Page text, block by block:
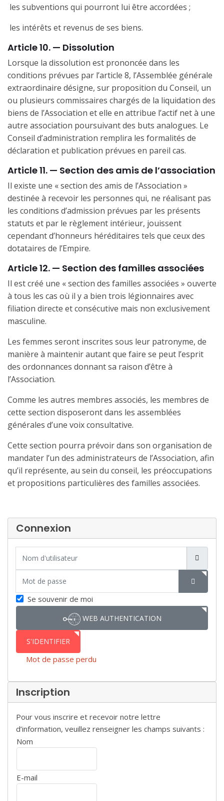
les subventions qui pourront lui être accordées ;
les intérêts et revenus de ses biens.
Article 10. — Dissolution
Lorsque la dissolution est prononcée dans les
conditions prévues par l’article 8, l’Assemblée générale
extraordinaire désigne, sur proposition du Conseil, un
ou plusieurs commissaires chargés de la liquidation des
biens de l’Association et elle en attribue l’actif net à une
autre association poursuivant des buts analogues. Le
Conseil d’administration remplira les formalités de
déclaration et publication prévues en pareil cas.
Article 11. — Section des amis de l’association
Il existe une « section des amis de l’Association »
destinée à recevoir les personnes qui, ne réalisant pas
les conditions d’admission prévues par les présents
statuts et par le règlement intérieur, jouissent
cependant d’honneurs héréditaires tels que ceux des
dotataires de l’Empire.
Article 12. — Section des familles associées
Il est créé une « section des familles associées » ouverte
à tous les cas où il y a bien trois légionnaires avec
filiation directe et consécutive mais non exclusivement
masculine.
Les femmes seront inscrites sous leur patronyme, de
manière à maintenir autant que faire se peut l’esprit
des ordonnances donnant sa raison d’être à
l’Association.
Comme les autres membres associés, les membres de
cette section disposeront dans les assemblées
générales d’une voix consultative.
Cette section pourra prévoir dans son organisation de
mandater l’un des administrateurs de l’Association, afin
qu’il représente, au sein du conseil, les préoccupations
et propositions particulières des familles associées.
Connexion
SHOW
Se souvenir de moi
WEB AUTHENTICATION
S'IDENTIFIER
Mot de passe perdu
Inscription
Pour vous inscrire et recevoir notre lettre
d’information, veuillez renseigner les champs suivants :
Nom
E-mail